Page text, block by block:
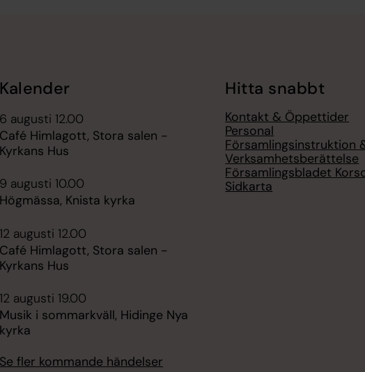
Kalender
6 augusti 12.00
Café Himlagott, Stora salen -
Kyrkans Hus
9 augusti 10.00
Högmässa, Knista kyrka
12 augusti 12.00
Café Himlagott, Stora salen -
Kyrkans Hus
12 augusti 19.00
Musik i sommarkväll, Hidinge Nya
kyrka
Se fler kommande händelser
Hitta snabbt
Kontakt & Öppettider
Personal
Församlingsinstruktion
Verksamhetsberättelse
Församlingsbladet
Sidkarta